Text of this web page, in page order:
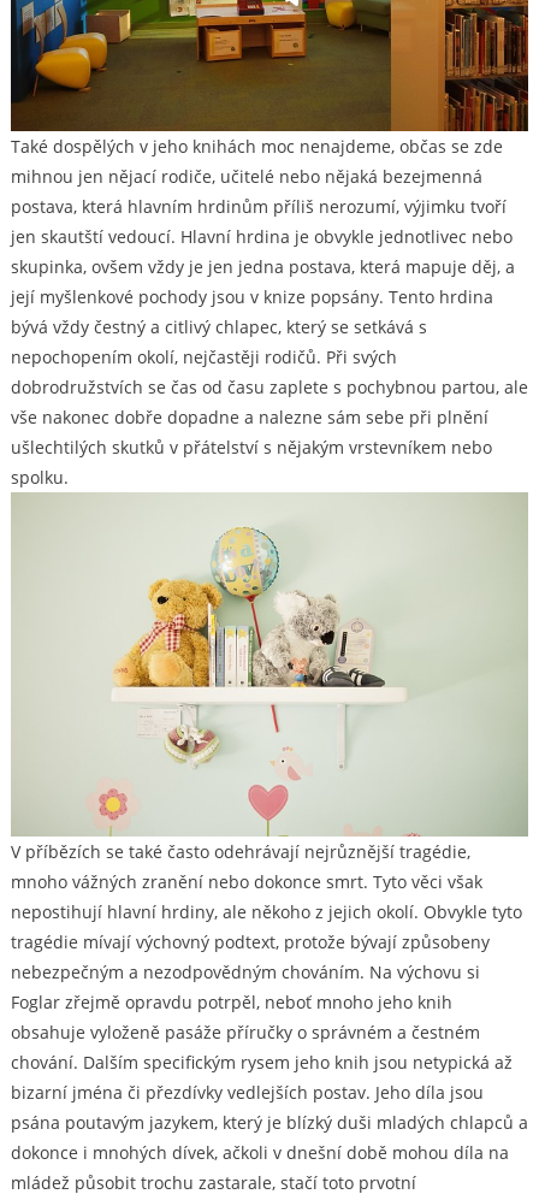
Také dospělých v jeho knihách moc nenajdeme, občas se zde
mihnou jen nějací rodiče, učitelé nebo nějaká bezejmenná
postava, která hlavním hrdinům příliš nerozumí, výjimku tvoří
jen skautští vedoucí. Hlavní hrdina je obvykle jednotlivec nebo
skupinka, ovšem vždy je jen jedna postava, která mapuje děj, a
její myšlenkové pochody jsou v knize popsány. Tento hrdina
bývá vždy čestný a citlivý chlapec, který se setkává s
nepochopením okolí, nejčastěji rodičů. Při svých
dobrodružstvích se čas od času zaplete s pochybnou partou, ale
vše nakonec dobře dopadne a nalezne sám sebe při plnění
ušlechtilých skutků v přátelství s nějakým vrstevníkem nebo
spolku.
V příbězích se také často odehrávají nejrůznější tragédie,
mnoho vážných zranění nebo dokonce smrt. Tyto věci však
nepostihují hlavní hrdiny, ale někoho z jejich okolí. Obvykle tyto
tragédie mívají výchovný podtext, protože bývají způsobeny
nebezpečným a nezodpovědným chováním. Na výchovu si
Foglar zřejmě opravdu potrpěl, neboť mnoho jeho knih
obsahuje vyloženě pasáže příručky o správném a čestném
chování. Dalším specifickým rysem jeho knih jsou netypická až
bizarní jména či přezdívky vedlejších postav. Jeho díla jsou
psána poutavým jazykem, který je blízký duši mladých chlapců a
dokonce i mnohých dívek, ačkoli v dnešní době mohou díla na
mládež působit trochu zastarale, stačí toto prvotní